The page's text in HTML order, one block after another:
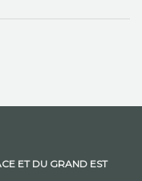
ET DU GRAND EST